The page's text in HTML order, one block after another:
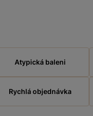
Atypická baleni
Rychlá objednávka